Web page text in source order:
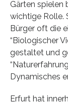
Gärten spielen
wichtige Rolle.
Bürger oft die
“Biologischer
gestaltet und
Dynamisches
Erfurt hat